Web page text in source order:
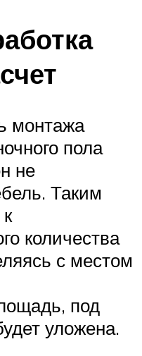
монтажа
пола
не
Таким
количества
с местом
под
уложена.